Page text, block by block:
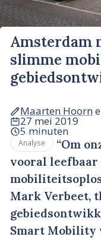
Amsterdam
slimme
Maarten Hoorn
27 mei 2019
5 minuten
Analyse
“Om
vooral
Mark Verbeet,
Smart Mobility